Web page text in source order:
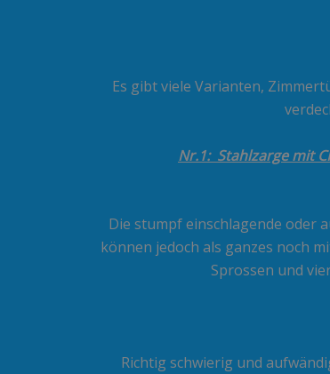
Es gibt viele Varianten,
Nr.1: Stahlzarge mit
Die stumpf einschlagende oder
können jedoch als ganzes noch
Sprossen und
Richtig schwierig und